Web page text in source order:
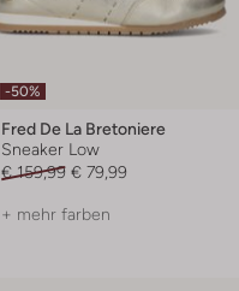
-50%
Fred De La Bretoniere
Sneaker Low
€ 159,99 € 79,99
+ mehr farben